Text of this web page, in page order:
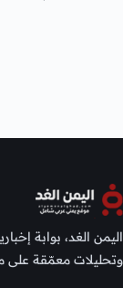
اليمن الغد، بوابة
وتحليلات معمّقة على